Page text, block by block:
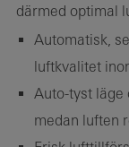
därmed optimal
Automatisk,
luftkvalitet
Auto-tyst läge
medan luften